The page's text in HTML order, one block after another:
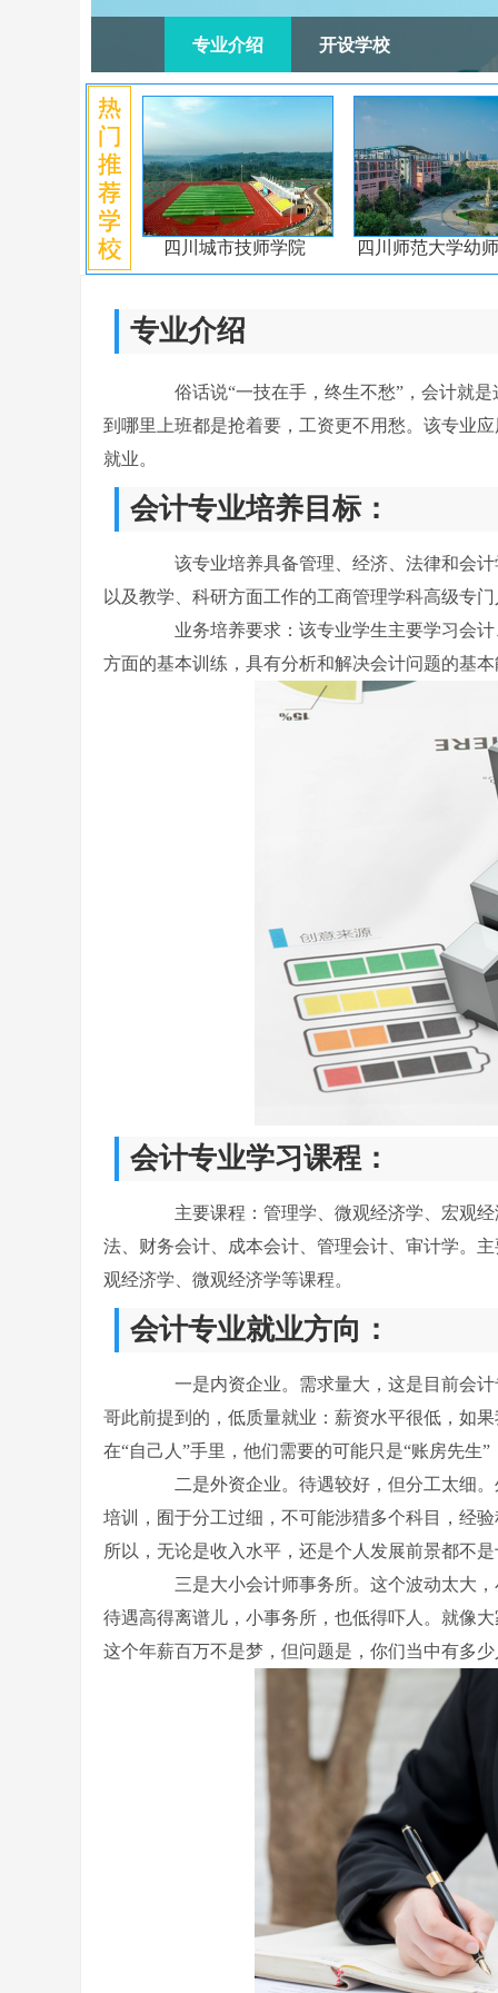
专业介绍 开设学校
四川城市技师学院 四川师范大学幼
专业介绍
俗话说“一技在手，终生不愁”，会计就是
到哪里上班都是抢着要，工资更不用愁。该专业
就业。
会计专业培养目标：
该专业培养具备管理、经济、法律和会计
以及教学、科研方面工作的工商管理学科高级专
业务培养要求：该专业学生主要学习会计
方面的基本训练，具有分析和解决会计问题的基
会计专业学习课程：
主要课程：管理学、微观经济学、宏观经
法、财务会计、成本会计、管理会计、审计学。
观经济学、微观经济学等课程。
会计专业就业方向：
一是内资企业。需求量大，这是目前会计
哥此前提到的，低质量就业：薪资水平很低，如
在“自己人”手里，他们需要的可能只是“账房先生
二是外资企业。待遇较好，但分工太细。
培训，囿于分工过细，不可能涉猎多个科目，经
所以，无论是收入水平，还是个人发展前景都不
三是大小会计师事务所。这个波动太大，
待遇高得离谱儿，小事务所，也低得吓人。就像
这个年薪百万不是梦，但问题是，你们当中有多